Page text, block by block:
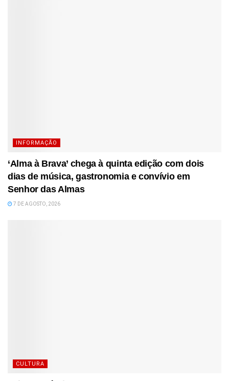
INFORMAÇÃO
‘Alma à Brava’ chega à quinta edição com dois
dias de música, gastronomia e convívio em
Senhor das Almas
7 DE AGOSTO, 2026
CULTURA